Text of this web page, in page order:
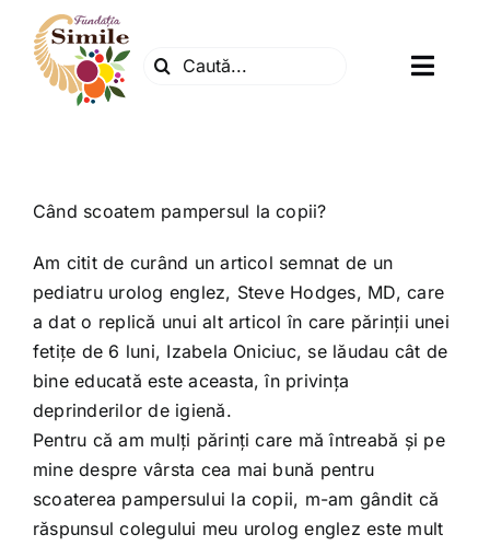
content
Search
Centrul natura
Articole
Dr. Soescu
Evenimente
Shop
Când scoatem pampersul la copii?
Am citit de curând un articol semnat de un
pediatru urolog englez, Steve Hodges, MD, care
a dat o replică unui alt articol în care părinții unei
fetițe de 6 luni, Izabela Oniciuc, se lăudau cât de
bine educată este aceasta, în privința
deprinderilor de igienă.
Pentru că am mulți părinți care mă întreabă și pe
mine despre vârsta cea mai bună pentru
scoaterea pampersului la copii, m-am gândit că
răspunsul colegului meu urolog englez este mult